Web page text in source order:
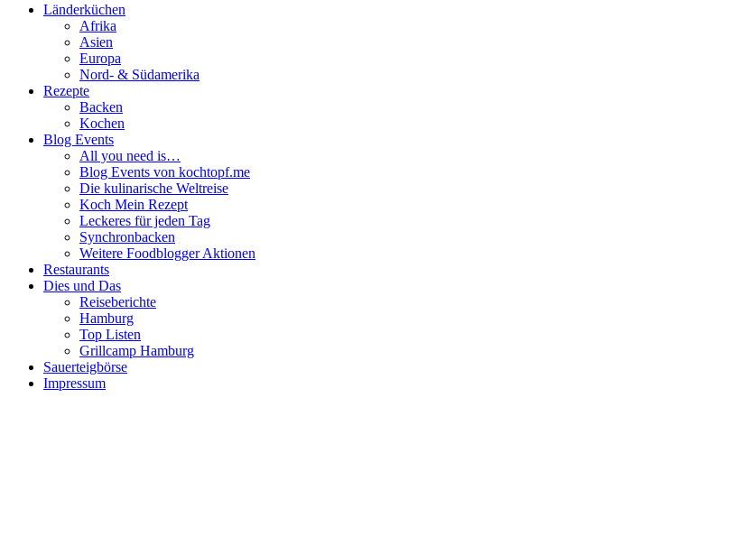
Länderküchen
Afrika
Asien
Europa
Nord- & Südamerika
Rezepte
Backen
Kochen
Blog Events
All you need is…
Blog Events von kochtopf.me
Die kulinarische Weltreise
Koch Mein Rezept
Leckeres für jeden Tag
Synchronbacken
Weitere Foodblogger Aktionen
Restaurants
Dies und Das
Reiseberichte
Hamburg
Top Listen
Grillcamp Hamburg
Sauerteigbörse
Impressum